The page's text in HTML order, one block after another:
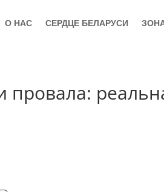
О НАС СЕРДЦЕ БЕЛАРУСИ
провала: